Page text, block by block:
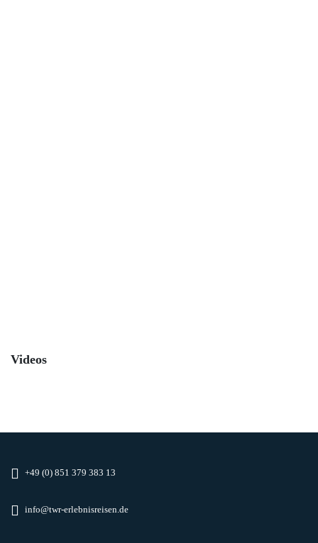
Videos
+49 (0) 851 379 383 13
info@twr-erlebnisreisen.de